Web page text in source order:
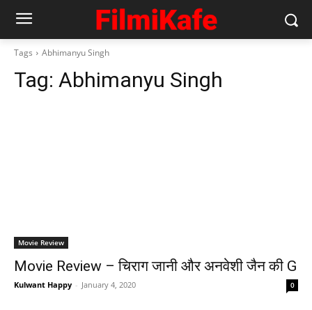
Tags Abhimanyu Singh
Tag: Abhimanyu Singh
Movie Review
Movie Review – चि‍राग जानी और अनवेशी जैन की G
Kulwant Happy - January 4, 2020 0